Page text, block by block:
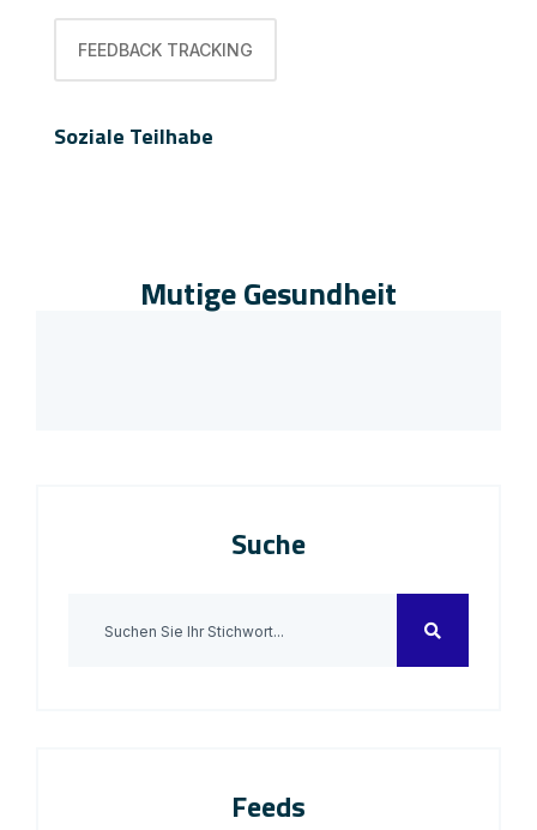
FEEDBACK TRACKING
Soziale Teilhabe
Mutige Gesundheit
Suche
Feeds